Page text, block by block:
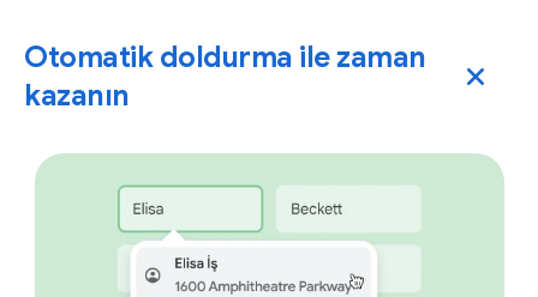
Otomatik doldurma ile zaman
kazanın